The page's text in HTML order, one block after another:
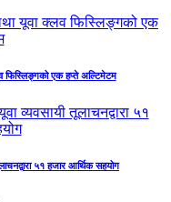
एक हप्ते अल्टिमेटम
५१ हजार आर्थिक सहयोग